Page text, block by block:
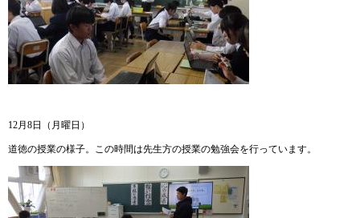
12月8日（月曜日）
道徳の授業の様子。この時間は先生方の授業の勉強会を行っています。